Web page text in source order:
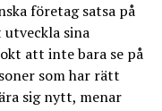
företag satsa på
sina
att inte bara se på
som har rätt
sig nytt, menar